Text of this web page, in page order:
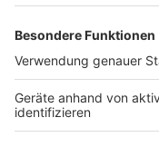
auf Reisen – denn
kann im Familien-
schnell zur
gesundheitlichen
lokale Inzidenz und